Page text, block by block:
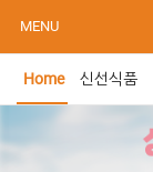
MENU
Home 신선식품